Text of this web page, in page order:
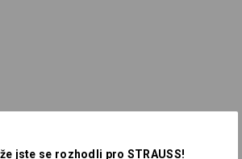
jste se rozhodli pro STRAUSS!